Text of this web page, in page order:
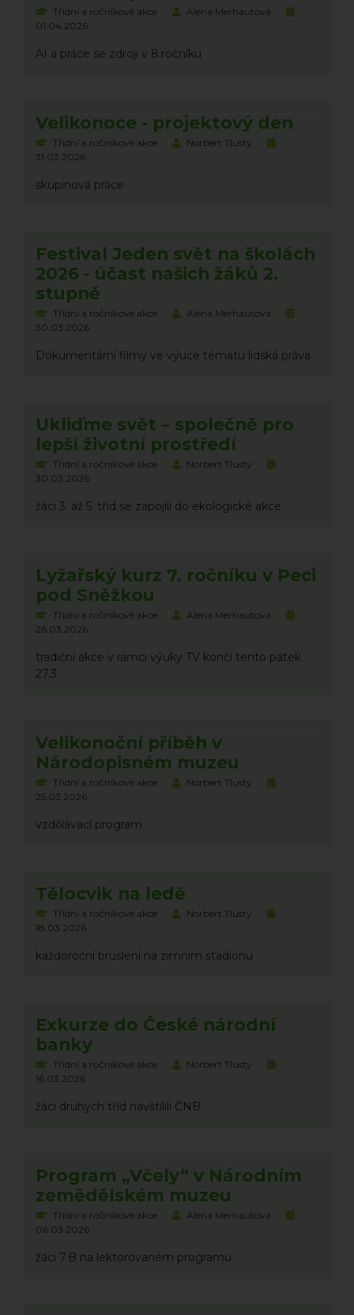
Třídní a ročníkové akce
Alena Merhautová
01.04.2026
AI a práce se zdroji v 8.ročníku
Velikonoce - projektový den
Třídní a ročníkové akce
Norbert Tlustý
31.03.2026
skupinová práce
Festival Jeden svět na školách
2026 - účast našich žáků 2.
stupně
Třídní a ročníkové akce
Alena Merhautová
30.03.2026
Dokumentární filmy ve výuce tématu lidská práva
Ukliďme svět – společně pro
lepší životní prostředí
Třídní a ročníkové akce
Norbert Tlustý
30.03.2026
žáci 3. až 5. tříd se zapojili do ekologické akce
Lyžařský kurz 7. ročníku v Peci
pod Sněžkou
Třídní a ročníkové akce
Alena Merhautová
26.03.2026
tradiční akce v rámci výuky TV končí tento pátek
27.3.
Velikonoční příběh v
Národopisném muzeu
Třídní a ročníkové akce
Norbert Tlustý
25.03.2026
vzdělávací program
Tělocvik na ledě
Třídní a ročníkové akce
Norbert Tlustý
18.03.2026
každoroční bruslení na zimním stadionu
Exkurze do České národní
banky
Třídní a ročníkové akce
Norbert Tlustý
16.03.2026
žáci druhých tříd navštilili ČNB
Program „Včely“ v Národním
zemědělském muzeu
Třídní a ročníkové akce
Alena Merhautová
06.03.2026
žáci 7.B na lektorovaném programu